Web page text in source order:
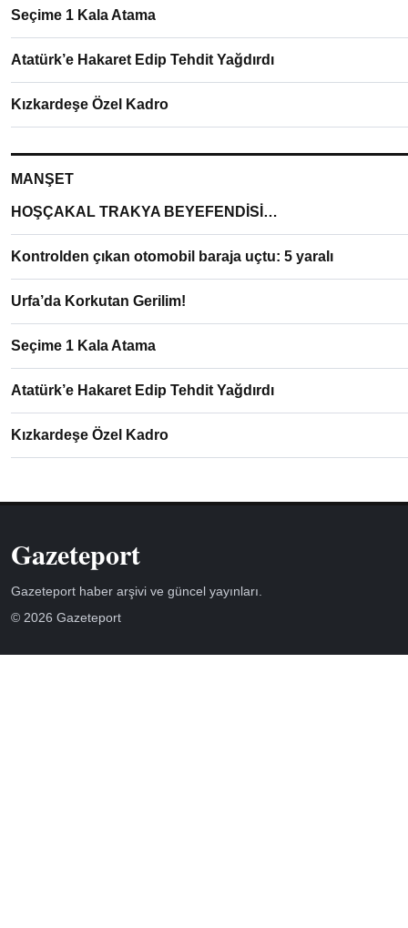
Seçime 1 Kala Atama
Atatürk’e Hakaret Edip Tehdit Yağdırdı
Kızkardeşe Özel Kadro
MANŞET
HOŞÇAKAL TRAKYA BEYEFENDİSİ…
Kontrolden çıkan otomobil baraja uçtu: 5 yaralı
Urfa’da Korkutan Gerilim!
Seçime 1 Kala Atama
Atatürk’e Hakaret Edip Tehdit Yağdırdı
Kızkardeşe Özel Kadro
Gazeteport
Gazeteport haber arşivi ve güncel yayınları.
© 2026 Gazeteport